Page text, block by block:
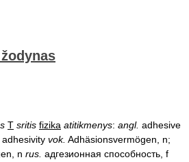
T sritis fizika atitikmenys: angl. adhesive
vok. Adhäsionsvermögen, n;
n rus. адгезионная способность, f